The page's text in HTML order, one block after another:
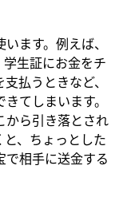
ます。例えば、
生証にお金をチ
払うときなど、
てしまいます。
から引き落とされ
、ちょっとした
相手に送金する